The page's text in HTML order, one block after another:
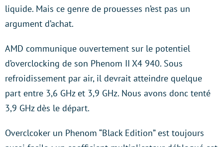
liquide. Mais ce genre de prouesses n’est pas un
argument d’achat.
AMD communique ouvertement sur le potentiel
d’overclocking de son Phenom II X4 940. Sous
refroidissement par air, il devrait atteindre quelque
part entre 3,6 GHz et 3,9 GHz. Nous avons donc tenté
3,9 GHz dès le départ.
Overclcoker un Phenom “Black Edition” est toujours